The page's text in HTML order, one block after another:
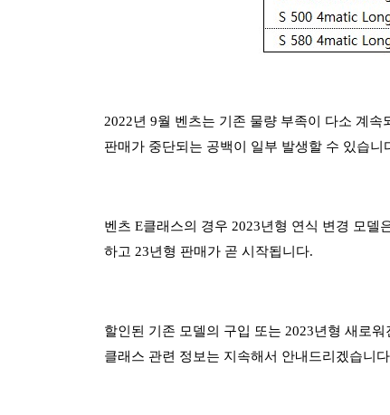
2022년 9월 벤츠는 기존 물량 부족이 다소 계
판매가 중단되는 공백이 일부 발생할 수 있습니
벤츠 E클래스의 경우 2023년형 연식 변경 모델
하고 23년형 판매가 곧 시작됩니다.
할인된 기존 모델의 구입 또는 2023년형 새로
클래스 관련 정보는 지속해서 안내드리겠습니